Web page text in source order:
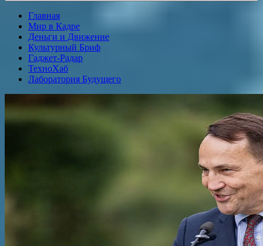
Главная
Мир в Кадре
Деньги и Движение
Культурный Бриф
Гаджет-Радар
ТехноХаб
Лаборатория Будущего